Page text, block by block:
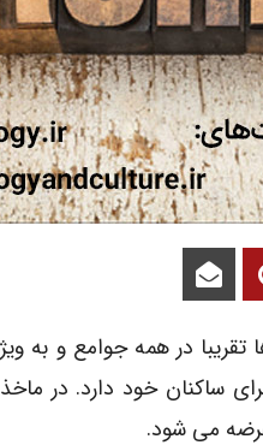
در همه جوامع و به
ساکنان خود دارد. در
می شود.